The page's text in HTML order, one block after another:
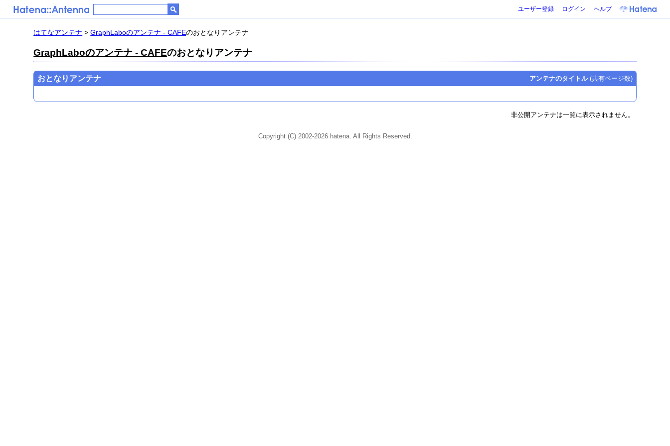
ユーザー登録 ログイン ヘルプ
はてなアンテナ >GraphLaboのアンテナ - CAFEのおとなりアンテナ
GraphLaboのアンテナ - CAFEのおとなりアンテナ
おとなりアンテナ アンテナのタイトル(共有ページ数)
非公開アンテナは一覧に表示されません。
Copyright (C) 2002-2026 hatena. All Rights Reserved.